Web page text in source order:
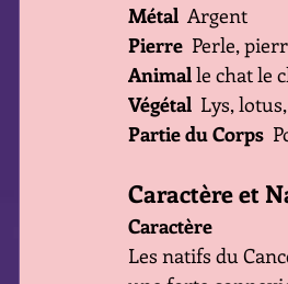
Métal Argent
Pierre Perle,
Animal le chat le
Végétal Lys,
Partie du Corps
Caractère et
Caractère
Les natifs du